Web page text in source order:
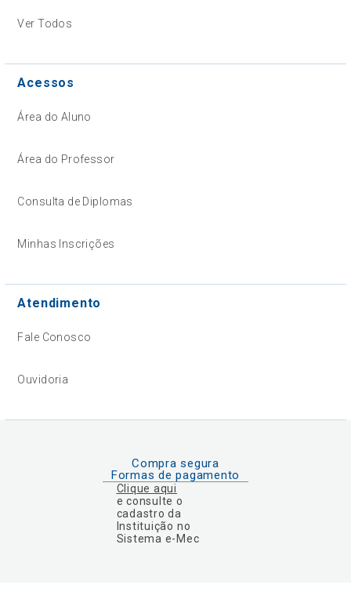
Ver Todos
Acessos
Área do Aluno
Área do Professor
Consulta de Diplomas
Minhas Inscrições
Atendimento
Fale Conosco
Ouvidoria
Compra segura
Formas de pagamento
Clique aqui
e consulte o
cadastro da
Instituição no
Sistema e-Mec